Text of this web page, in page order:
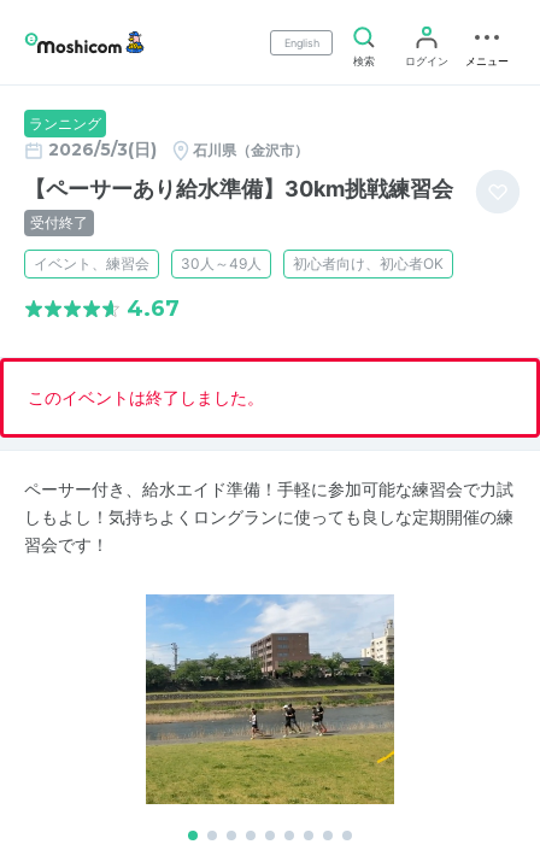
English
検索
ログイン メニュー
ランニング
2026/5/3(日) 石川県（金沢市）
【ペーサーあり給水準備】30km挑戦練習会
受付終了
イベント、練習会 30人～49人 初心者向け、初心者OK
4.67
このイベントは終了しました。
ペーサー付き、給水エイド準備！手軽に参加可能な練習会で力試
しもよし！気持ちよくロングランに使っても良しな定期開催の練
習会です！